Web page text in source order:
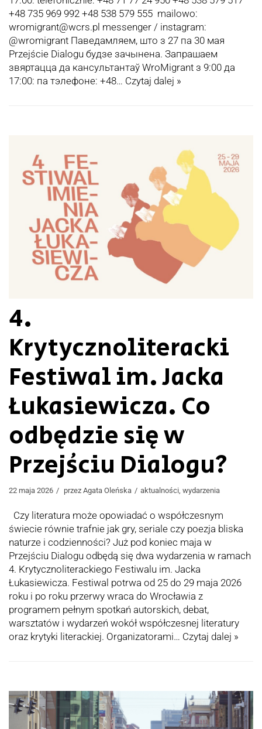
+48 735 969 992 +48 538 579 555 mailowo:
wromigrant@wcrs.pl messenger / instagram:
@wromigrant Паведамляем, што з 27 па 30 мая
Przejście Dialogu будзе зачынена. Запрашаем
звяртацца да кансультантаў WroMigrant з 9:00 да
17:00: па тэлефоне: +48… Czytaj dalej »
4.
Krytycznoliteracki
Festiwal im. Jacka
Łukasiewicza. Co
odbędzie się w
Przejściu Dialogu?
22 maja 2026 przez Agata Oleńska aktualności wydarzenia
Czy literatura może opowiadać o współczesnym
świecie równie trafnie jak gry, seriale czy poezja bliska
naturze i codzienności? Już pod koniec maja w
Przejściu Dialogu odbędą się dwa wydarzenia w ramach
4. Krytycznoliterackiego Festiwalu im. Jacka
Łukasiewicza. Festiwal potrwa od 25 do 29 maja 2026
roku i po roku przerwy wraca do Wrocławia z
programem pełnym spotkań autorskich, debat,
warsztatów i wydarzeń wokół współczesnej literatury
oraz krytyki literackiej. Organizatorami… Czytaj dalej »